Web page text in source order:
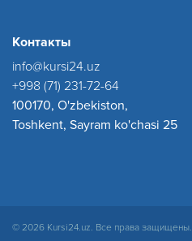
Контакты
info@kursi24.uz
+998 (71) 231-72-64
100170, O'zbekiston,
Toshkent, Sayram ko'chasi 25
© 2026 Kursi24.uz. Все права защищены.